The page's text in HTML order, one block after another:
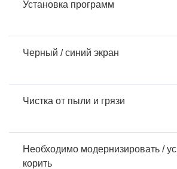
Установка программ
Черный / синий экран
Чистка от пыли и грязи
Необходимо модернизировать / ус
корить